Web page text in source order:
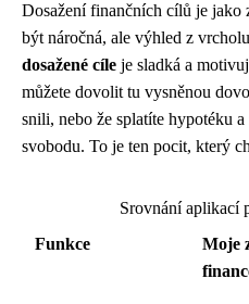
Dosažení finančních cílů je jako
být náročná, ale výhled z
dosažené cíle je sladká a
můžete dovolit tu vysněnou
snili, nebo že splatíte hypotéku
svobodu. To je ten pocit, který
Srovnání aplikací
Funkce
Moje